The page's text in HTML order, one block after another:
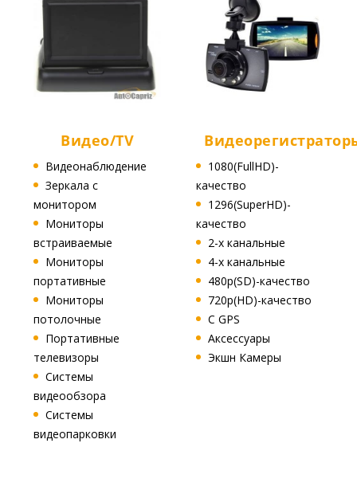
Видео/TV
Видеонаблюдение
Зеркала с
монитором
Мониторы
встраиваемые
Мониторы
портативные
Мониторы
потолочные
Портативные
телевизоры
Системы
видеообзора
Системы
видеопарковки
1080(FullHD)-
качество
1296(SuperHD)-
качество
2-х канальные
4-х канальные
480p(SD)-качество
720p(HD)-качество
C GPS
Аксессуары
Экшн Камеры